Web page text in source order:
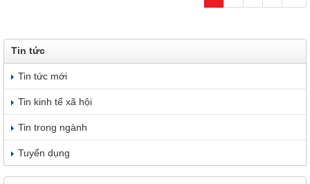
Tin tức
Tin tức mới
Tin kinh tế xã hội
Tin trong ngành
Tuyển dụng